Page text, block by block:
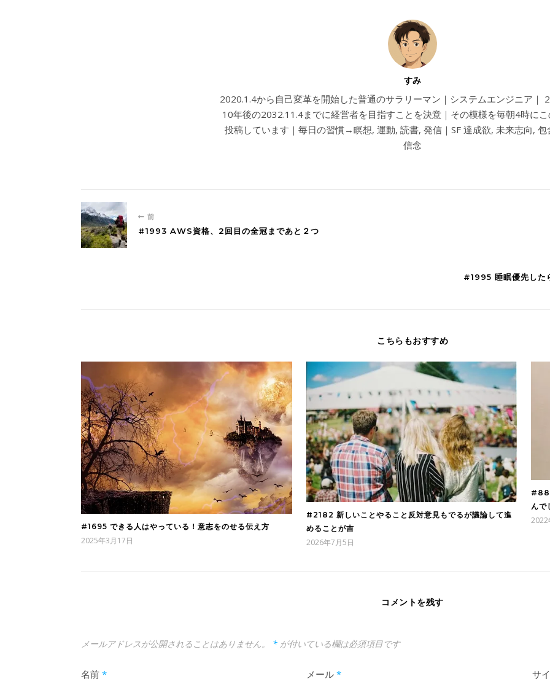
すみ
2020.1.4から自己変革を開始した普通のサラリーマン｜システムエンジニア｜
10年後の2032.11.4までに経営者を目指すことを決意｜その模様を毎朝4時に
投稿しています｜毎日の習慣→瞑想, 運動, 読書, 発信｜SF 達成欲, 未来志向, 包
信念
前
#1993 AWS資格、2回目の全冠まであと２つ
#1995 睡眠優先した
こちらもおすすめ
#1695 できる人はやっている！意志をのせる伝え方
2025年3月17日
#2182 新しいことやること反対意見もでるが議論して進
めることが吉
2026年7月5日
んで
2022
コメントを残す
メールアドレスが公開されることはありません。 * が付いている欄は必須項目です
名前 * メール* サ